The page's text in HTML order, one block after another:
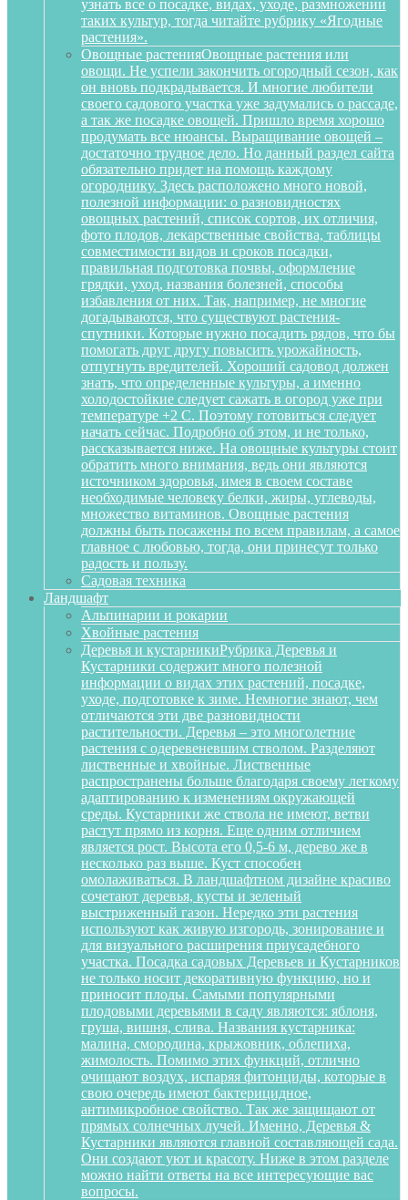
узнать все о посадке, видах, уходе, размножении
таких культур, тогда читайте рубрику «Ягодные
растения».
Овощные растенияОвощные растения или
овощи. Не успели закончить огородный сезон, как
он вновь подкрадывается. И многие любители
своего садового участка уже задумались о рассаде,
а так же посадке овощей. Пришло время хорошо
продумать все нюансы. Выращивание овощей –
достаточно трудное дело. Но данный раздел сайта
обязательно придет на помощь каждому
огороднику. Здесь расположено много новой,
полезной информации: о разновидностях
овощных растений, список сортов, их отличия,
фото плодов, лекарственные свойства, таблицы
совместимости видов и сроков посадки,
правильная подготовка почвы, оформление
грядки, уход, названия болезней, способы
избавления от них. Так, например, не многие
догадываются, что существуют растения-
спутники. Которые нужно посадить рядов, что бы
помогать друг другу повысить урожайность,
отпугнуть вредителей. Хороший садовод должен
знать, что определенные культуры, а именно
холодостойкие следует сажать в огород уже при
температуре +2 С. Поэтому готовиться следует
начать сейчас. Подробно об этом, и не только,
рассказывается ниже. На овощные культуры стоит
обратить много внимания, ведь они являются
источником здоровья, имея в своем составе
необходимые человеку белки, жиры, углеводы,
множество витаминов. Овощные растения
должны быть посажены по всем правилам, а самое
главное с любовью, тогда, они принесут только
радость и пользу.
Садовая техника
Ландшафт
Альпинарии и рокарии
Хвойные растения
Деревья и кустарникиРубрика Деревья и
Кустарники содержит много полезной
информации о видах этих растений, посадке,
уходе, подготовке к зиме. Немногие знают, чем
отличаются эти две разновидности
растительности. Деревья – это многолетние
растения с одеревеневшим стволом. Разделяют
лиственные и хвойные. Лиственные
распространены больше благодаря своему легкому
адаптированию к изменениям окружающей
среды. Кустарники же ствола не имеют, ветви
растут прямо из корня. Еще одним отличием
является рост. Высота его 0,5-6 м, дерево же в
несколько раз выше. Куст способен
омолаживаться. В ландшафтном дизайне красиво
сочетают деревья, кусты и зеленый
выстриженный газон. Нередко эти растения
используют как живую изгородь, зонирование и
для визуального расширения приусадебного
участка. Посадка садовых Деревьев и Кустарников
не только носит декоративную функцию, но и
приносит плоды. Самыми популярными
плодовыми деревьями в саду являются: яблоня,
груша, вишня, слива. Названия кустарника:
малина, смородина, крыжовник, облепиха,
жимолость. Помимо этих функций, отлично
очищают воздух, испаряя фитонциды, которые в
свою очередь имеют бактерицидное,
антимикробное свойство. Так же защищают от
прямых солнечных лучей. Именно, Деревья &
Кустарники являются главной составляющей сада.
Они создают уют и красоту. Ниже в этом разделе
можно найти ответы на все интересующие вас
вопросы.